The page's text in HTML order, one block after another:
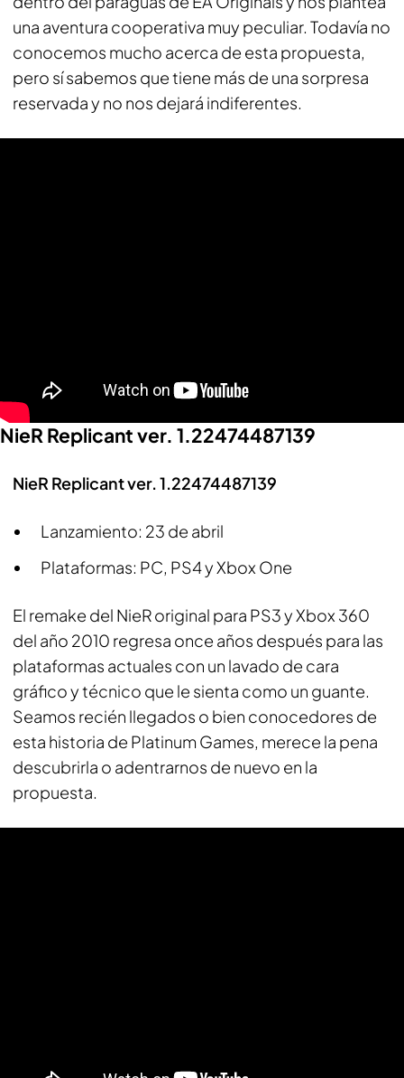
una aventura cooperativa muy peculiar. Todavía no
conocemos mucho acerca de esta propuesta,
pero sí sabemos que tiene más de una sorpresa
reservada y no nos dejará indiferentes.
NieR Replicant ver. 1.22474487139
NieR Replicant ver. 1.22474487139
Lanzamiento: 23 de abril
Plataformas: PC, PS4 y Xbox One
El remake del NieR original para PS3 y Xbox 360
del año 2010 regresa once años después para las
plataformas actuales con un lavado de cara
gráfico y técnico que le sienta como un guante.
Seamos recién llegados o bien conocedores de
esta historia de Platinum Games, merece la pena
descubrirla o adentrarnos de nuevo en la
propuesta.